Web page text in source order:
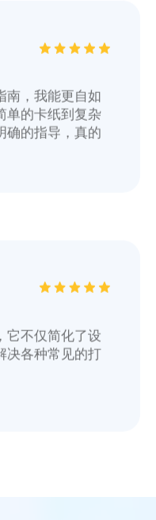
南，我能更自如
单的卡纸到复杂
确的指导，真的
它不仅简化了设
决各种常见的打